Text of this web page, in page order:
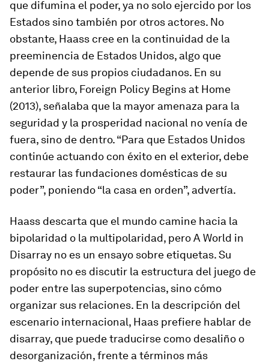
que difumina el poder, ya no solo ejercido por los
Estados sino también por otros actores. No
obstante, Haass cree en la continuidad de la
preeminencia de Estados Unidos, algo que
depende de sus propios ciudadanos. En su
anterior libro, Foreign Policy Begins at Home
(2013), señalaba que la mayor amenaza para la
seguridad y la prosperidad nacional no venía de
fuera, sino de dentro. “Para que Estados Unidos
continúe actuando con éxito en el exterior, debe
restaurar las fundaciones domésticas de su
poder”, poniendo “la casa en orden”, advertía.
Haass descarta que el mundo camine hacia la
bipolaridad o la multipolaridad, peroA World in
Disarray no es un ensayo sobre etiquetas. Su
propósito no es discutir la estructura del juego de
poder entre las superpotencias, sino cómo
organizar sus relaciones. En la descripción del
escenario internacional, Haas prefiere hablar de
disarray, que puede traducirse como desaliño o
desorganización, frente a términos más